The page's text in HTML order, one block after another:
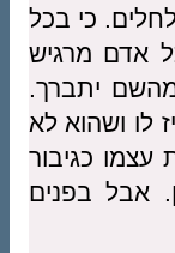
כי בכל
אדם מרגיש
יתברך.
לו ושהוא לא
עצמו כגיבור
אבל בפנים